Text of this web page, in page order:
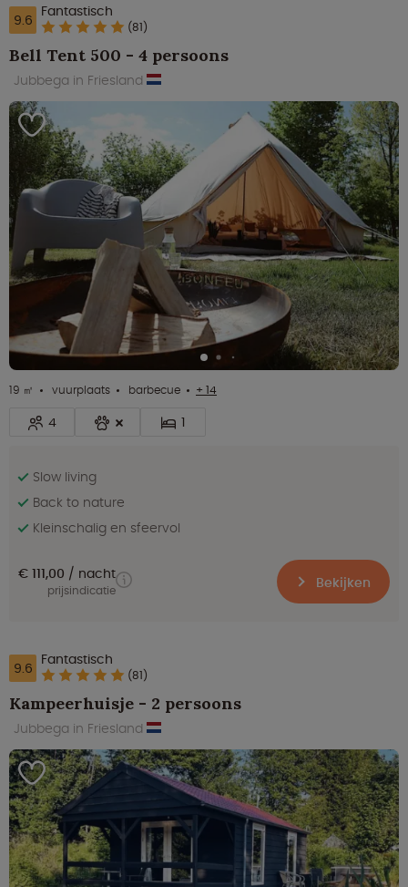
9.6 Fantastisch
(81)
Bell Tent 500 - 4 persoons
Jubbega in Friesland
19 ㎡ vuurplaats barbecue + 14
4 1
Slow living
Back to nature
Kleinschalig en sfeervol
€ 111,00 nacht
prijsindicatie Bekijken
9.6 Fantastisch
(81)
Kampeerhuisje - 2 persoons
Jubbega in Friesland